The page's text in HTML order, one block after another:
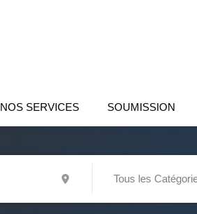
NOS SERVICES SOUMISSION
Tous les